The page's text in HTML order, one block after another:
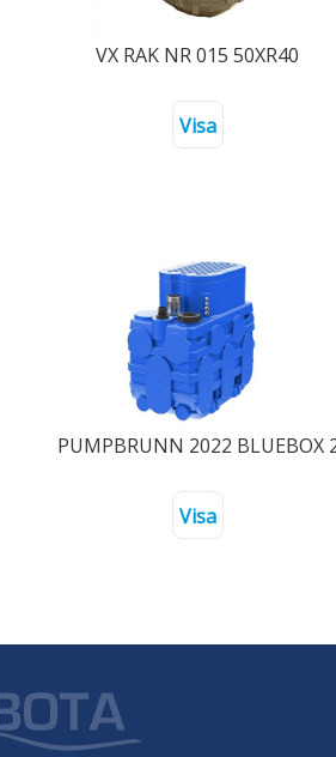
BLYFRIVX RAK NR 015 50XR40
Visa
PUMPBRUNN 2022 BLUEBOX
Visa